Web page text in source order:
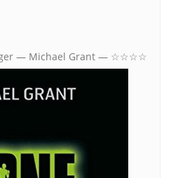
— Michael Grant — ☆☆☆☆